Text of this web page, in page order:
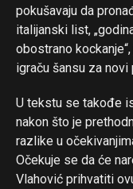
pokušavaju da
italijanski list,
obostrano
igraču šansu za novi
U tekstu se takođe
nakon što je
razlike u
Očekuje se da će
Vlahović prihvatiti